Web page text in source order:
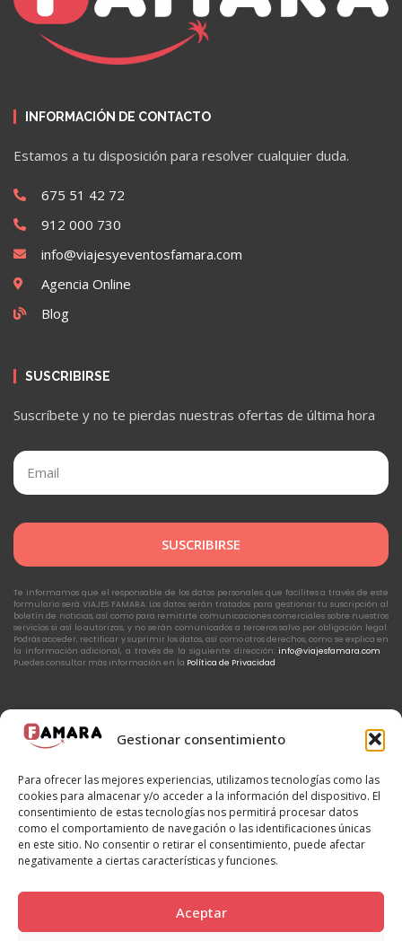
Gestionar consentimiento
Para ofrecer las mejores experiencias, utilizamos tecnologías como las
cookies para almacenar y/o acceder a la información del dispositivo. El
consentimiento de estas tecnologías nos permitirá procesar datos
como el comportamiento de navegación o las identificaciones únicas
en este sitio. No consentir o retirar el consentimiento, puede afectar
negativamente a ciertas características y funciones.
Aceptar
INFORMACIÓN DE CONTACTO
Estamos a tu disposición para resolver cualquier duda.
675 51 42 72
912 000 730
info@viajesyeventosfamara.com
Agencia Online
Blog
SUSCRIBIRSE
Suscríbete y no te pierdas nuestras ofertas de última hora
SUSCRIBIRSE
Te informamos que el responsable de los datos personales que facilites a través de este
formulario será VIAJES FAMARA. Los datos serán tratados para gestionar tu suscripción al
boletín de noticias, así como para remitirte comunicaciones comerciales sobre nuestros
servicios si así lo autorizas, y no serán comunicados a terceros salvo por obligación legal.
Podrás acceder, rectificar y suprimir los datos, así como otros derechos, como se explica en
la información adicional, a través de la siguiente dirección:info@viajesfamara.com
Puedes consultar más información en la Política de Privacidad
Politica de privacidad Aviso legal Política de Cookies
Política de CancelaciónLeer antes de viajar
CICMA 2544
Bases concurso Marrakech